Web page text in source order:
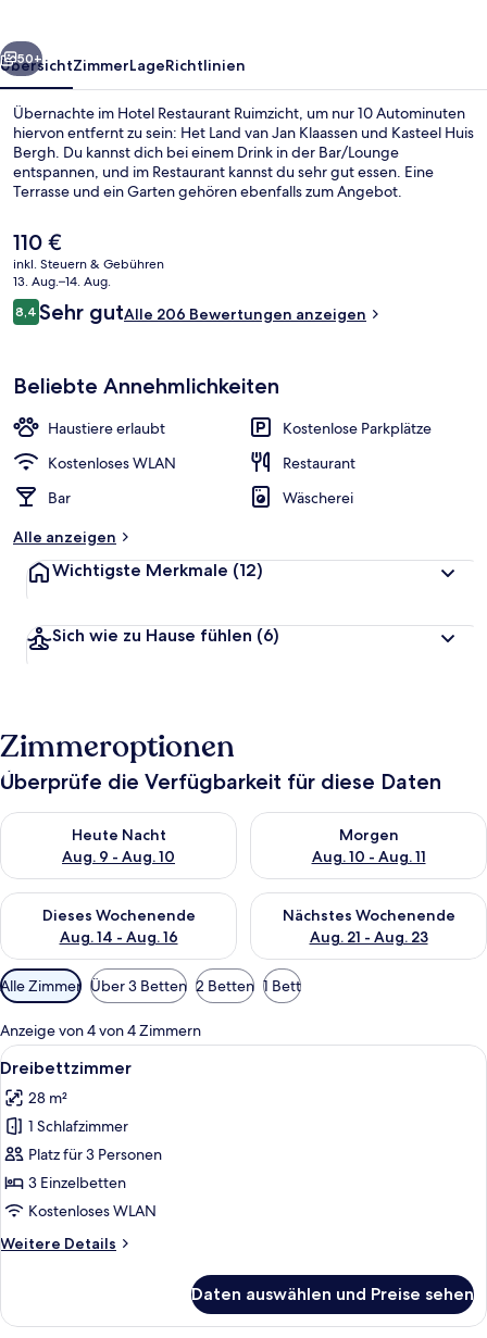
Weiter
50+
ÜbersichtZimmerLageRichtlinien
Übernachte im Hotel Restaurant Ruimzicht, um nur 10 Autominuten
hiervon entfernt zu sein: Het Land van Jan Klaassen und Kasteel Huis
Bergh. Du kannst dich bei einem Drink in der Bar/Lounge
entspannen, und im Restaurant kannst du sehr gut essen. Eine
Terrasse und ein Garten gehören ebenfalls zum Angebot.
Der
aktuelle
Preis
beträgt
110 €.
110 €
inkl. Steuern & Gebühren
13. Aug.–14. Aug.
Bewertungen
8,48,4 von 10.
Sehr gutAlle 206 Bewertungen anzeigen
Beliebte Annehmlichkeiten
Haustiere erlaubt
Kostenlose Parkplätze
Kostenloses WLAN
Restaurant
Bar
Wäscherei
Alle anzeigen
Wichtigste Merkmale (12)
Sich wie zu Hause fühlen (6)
Zimmeroptionen
Überprüfe die Verfügbarkeit für diese Daten
Heute Nacht
Aug. 9 - Aug. 10
Überprüfe die Verfügbarkeit für heute Nacht, Aug. 9 - Aug.
Morgen
Aug. 10 - Aug. 11
Überprüfe die Verfügbarkeit
Dieses Wochenende
Aug. 14 - Aug. 16
Überprüfe die Verfügbarkeit für dieses Wochenende, Aug. 14
Nächstes Wochenende
Aug. 21 - Aug. 23
Überprüfe die Verfügbarkeit
Verfügbare
Filter
für
Zimmer
Alle Zimmer Über 3 Betten 2 Betten 1 Bett
Anzeige von 4 von 4 Zimmern
Alle
Fotos
für
Dreibettzimmer
anzeigen
Ein Doppelbett mit gemustertem
5
Dreibettzimmer
28 m²
1 Schlafzimmer
Platz für 3 Personen
3 Einzelbetten
Kostenloses WLAN
Weitere Details
Weitere
Daten auswählen und Preise sehen